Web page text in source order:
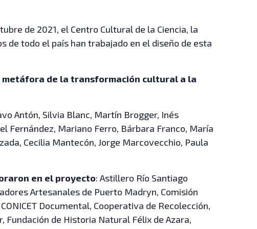
de 2021, el Centro Cultural de la Ciencia, la
de todo el país han trabajado en el diseño de esta
metáfora de la transformación cultural a la
Antón, Silvia Blanc, Martín Brogger, Inés
Fernández, Mariano Ferro, Bárbara Franco, María
Cecilia Mantecón, Jorge Marcovecchio, Paula
en el proyecto: Astillero Río Santiago
Artesanales de Puerto Madryn, Comisión
Documental, Cooperativa de Recolección,
Fundación de Historia Natural Félix de Azara,